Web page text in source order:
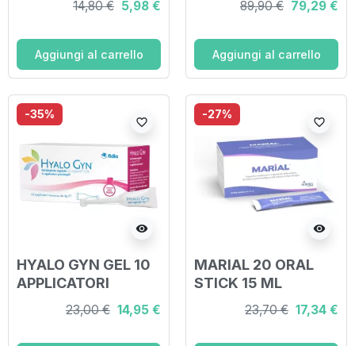
14,80 € 5,98 €
Aggiungi al carrello
89,90 € 79,29 €
Aggiungi al carrello
-35%
visibility
favorite_border
HYALO GYN GEL 10
APPLICATORI
MONODOSE
23,00 € 14,95 €
-27%
visibility
favorite_border
MARIAL 20 ORAL
STICK 15 ML
23,70 € 17,34 €